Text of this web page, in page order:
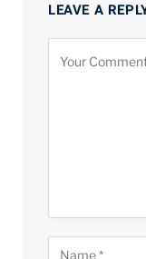
LEAVE A